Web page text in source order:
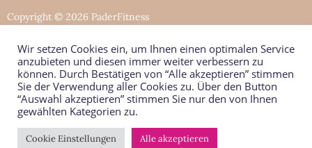
Copyright © 2026 PaderFitness
Wir setzen Cookies ein, um Ihnen einen optimalen Service
anzubieten und diesen immer weiter verbessern zu
können. Durch Bestätigen von “Alle akzeptieren” stimmen
Sie der Verwendung aller Cookies zu. Über den Button
“Auswahl akzeptieren” stimmen Sie nur den von Ihnen
gewählten Kategorien zu.
Cookie Einstellungen Alle akzeptieren